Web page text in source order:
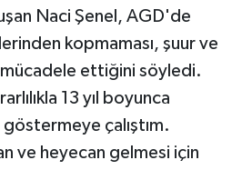
Naci Şenel, AGD'de
kopmaması, şuur ve
ettiğini söyledi.
13 yıl boyunca
çalıştım.
ve heyecan gelmesi için